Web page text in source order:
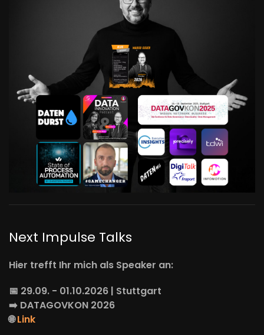
Next Impulse Talks
Hier trefft Ihr mich als Speaker an:
📅 29.09. - 01.10.2026 | Stuttgart
➡️ DATAGOVKON 2026
🌐Link